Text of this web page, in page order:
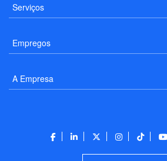
Serviços
Empregos
A Empresa